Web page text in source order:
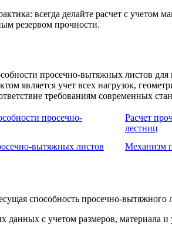
всегда делайте расчет с
резервом прочности.
просечно-вытяжных листов
является учет всех нагрузок,
требованиям современных
просечно-
Расчет
лестниц
вытяжных листов
Механизм
способность просечно-вытяжного
данных с учетом размеров, материала